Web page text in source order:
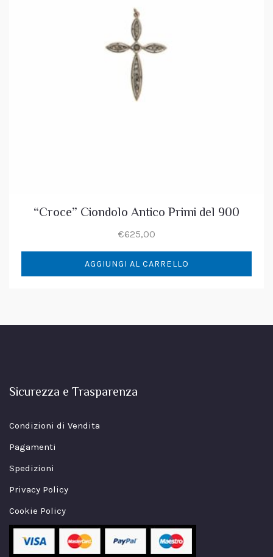
“Croce” Ciondolo Antico Primi del 900
€625,00
AGGIUNGI AL CARRELLO
Sicurezza e Trasparenza
Condizioni di Vendita
Pagamenti
Spedizioni
Privacy Policy
Cookie Policy